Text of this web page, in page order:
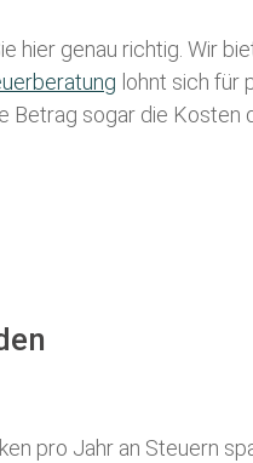
hier genau richtig. Wir
lohnt sich für
sogar die
pro Jahr an Steuern